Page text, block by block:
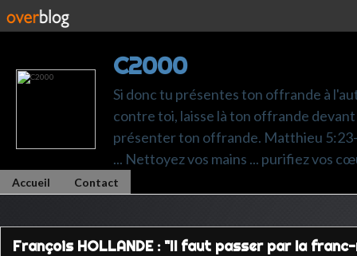
C2000
Si donc tu présentes ton offrande à
contre toi, laisse là ton offrande
présenter ton offrande. Matthieu 5:23-
... Nettoyez vos mains ... purifiez vos
Accueil Contact
François HOLLANDE : "Il faut passer par la